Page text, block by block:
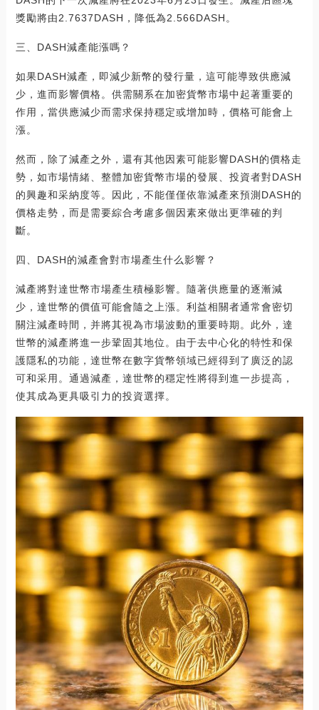
獎勵將由2.7637DASH，降低為2.566DASH。
三、DASH減產能漲嗎？
如果DASH減產，即減少新幣的發行量，這可能導致供應減
少，進而影響價格。供需關系在加密貨幣市場中起著重要的
作用，當供應減少而需求保持穩定或增加時，價格可能會上
漲。
然而，除了減產之外，還有其他因素可能影響DASH的價格走
勢，如市場情緒、整體加密貨幣市場的發展、投資者對DASH
的興趣和采納度等。因此，不能僅僅依靠減產來預測DASH的
價格走勢，而是需要綜合考慮多個因素來做出更準確的判
斷。
四、DASH的減產會對市場產生什么影響？
減產將對達世幣市場產生積極影響。隨著供應量的逐漸減
少，達世幣的價值可能會隨之上漲。利益相關者通常會密切
關注減產時間，并將其視為市場波動的重要時期。此外，達
世幣的減產將進一步鞏固其地位。由于去中心化的特性和保
護隱私的功能，達世幣在數字貨幣領域已經得到了廣泛的認
可和采用。通過減產，達世幣的穩定性將得到進一步提高，
使其成為更具吸引力的投資選擇。